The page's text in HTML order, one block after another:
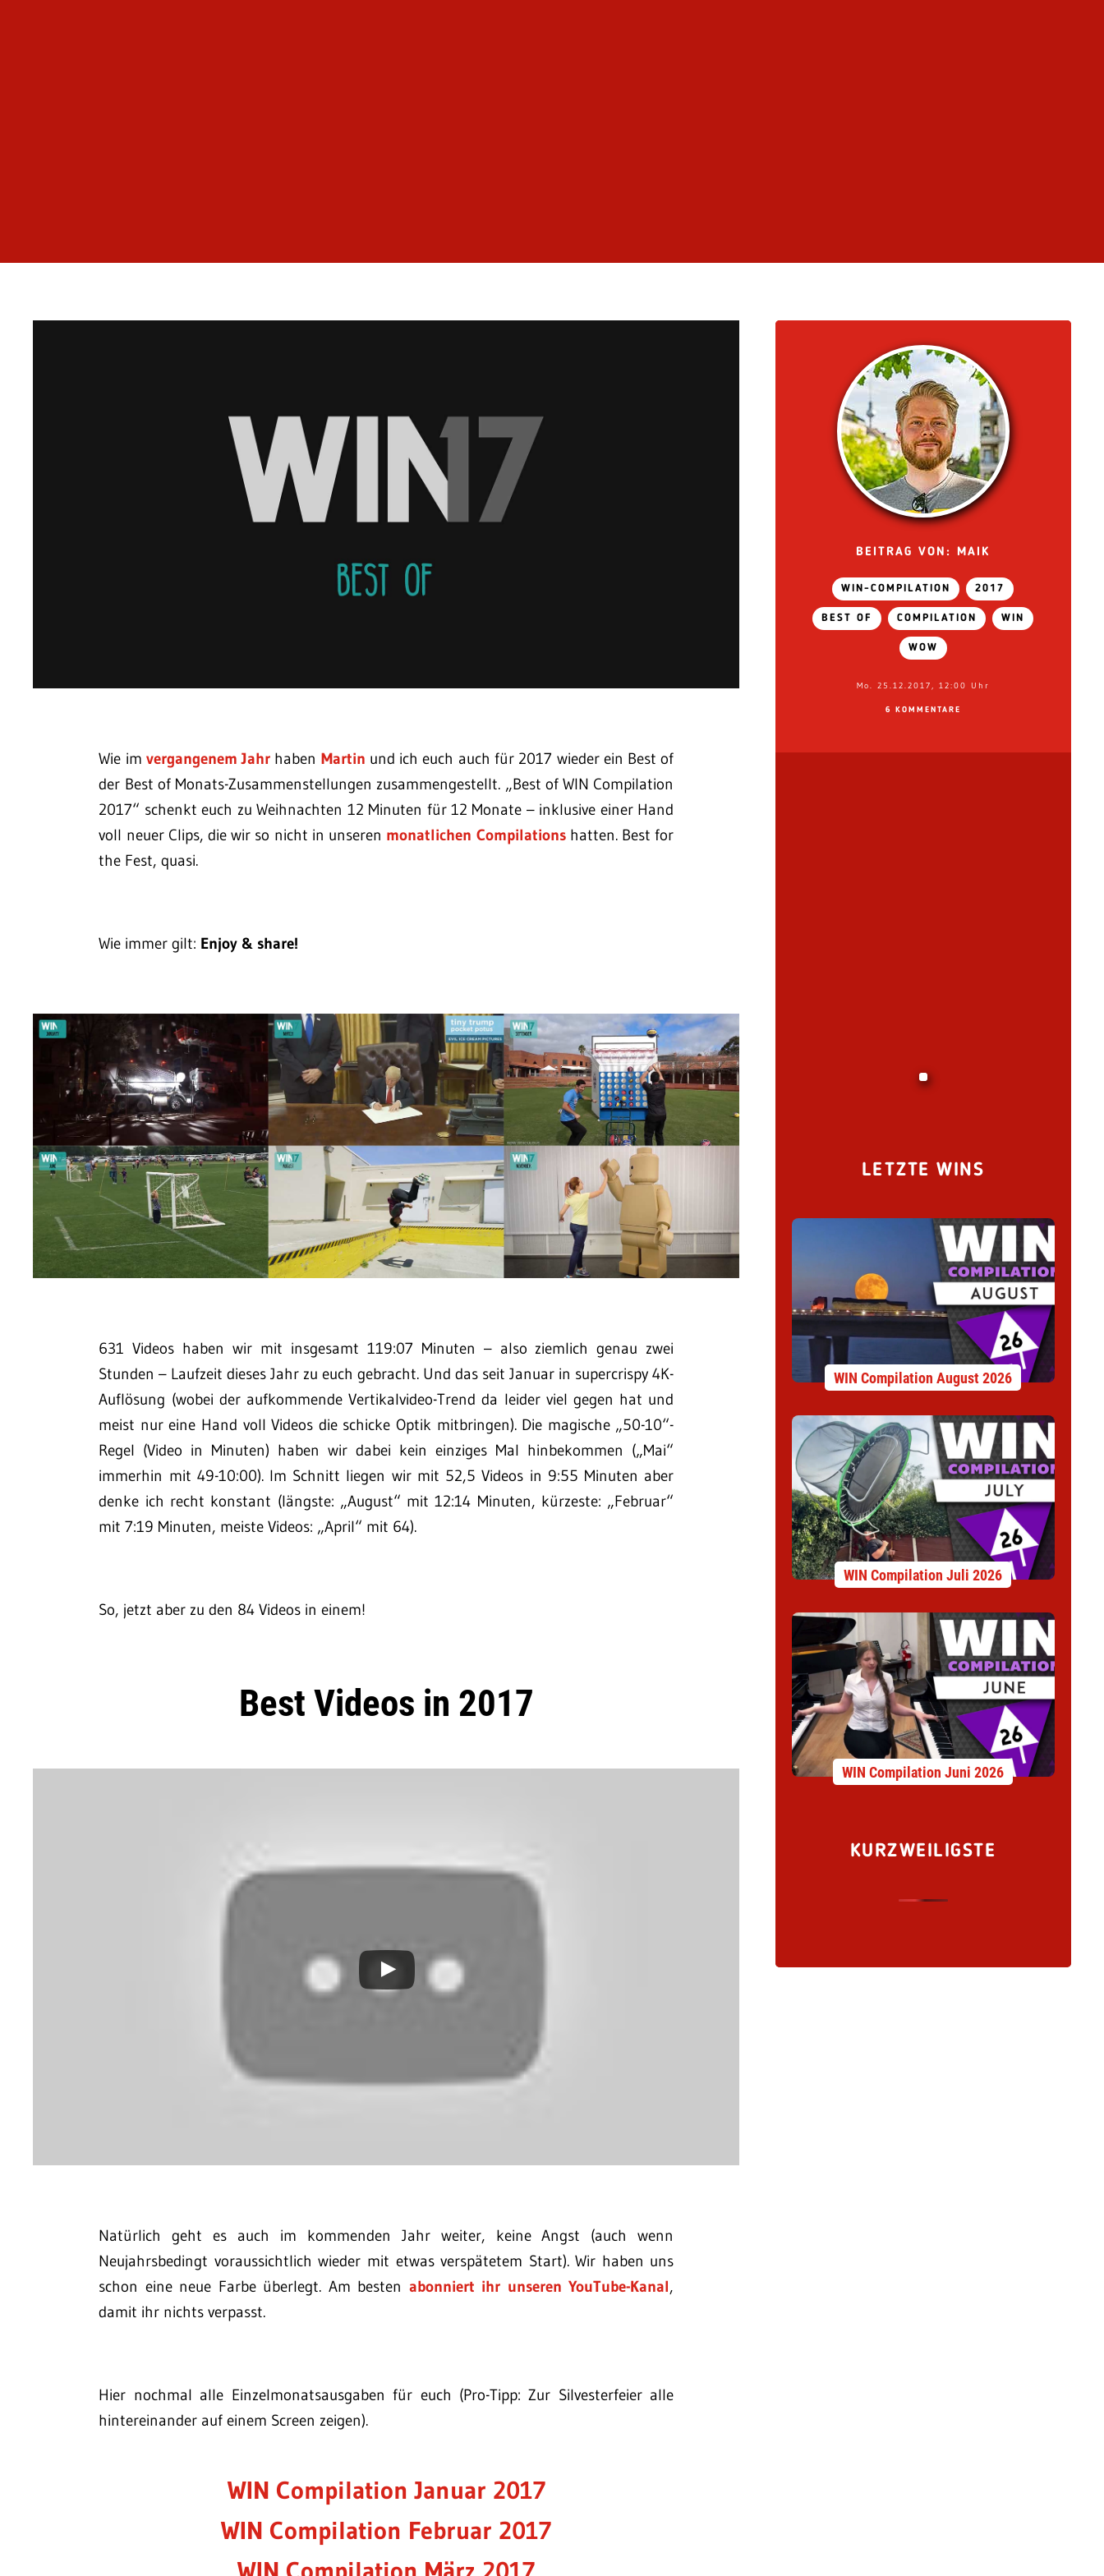
Wie im vergangenem Jahr haben Martin und ich euch auch für 2017 wieder ein Best of
der Best of Monats-Zusammenstellungen zusammengestellt. „Best of WIN Compilation
2017“ schenkt euch zu Weihnachten 12 Minuten für 12 Monate – inklusive einer Hand
voll neuer Clips, die wir so nicht in unseren monatlichen Compilationshatten. Best for
the Fest, quasi.
Wie immer gilt: Enjoy & share!
631 Videos haben wir mit insgesamt 119:07 Minuten – also ziemlich genau zwei
Stunden – Laufzeit dieses Jahr zu euch gebracht. Und das seit Januar in supercrispy 4K-
Auflösung (wobei der aufkommende Vertikalvideo-Trend da leider viel gegen hat und
meist nur eine Hand voll Videos die schicke Optik mitbringen). Die magische „50-10“-
Regel (Video in Minuten) haben wir dabei kein einziges Mal hinbekommen („Mai“
immerhin mit 49-10:00). Im Schnitt liegen wir mit 52,5 Videos in 9:55 Minuten aber
denke ich recht konstant (längste: „August“ mit 12:14 Minuten, kürzeste: „Februar“
mit 7:19 Minuten, meiste Videos: „April“ mit 64).
So, jetzt aber zu den 84 Videos in einem!
Best Videos in 2017
Natürlich geht es auch im kommenden Jahr weiter, keine Angst (auch wenn
Neujahrsbedingt voraussichtlich wieder mit etwas verspätetem Start). Wir haben uns
schon eine neue Farbe überlegt. Am besten abonniert ihr unseren YouTube-Kanal,
damit ihr nichts verpasst.
Hier nochmal alle Einzelmonatsausgaben für euch (Pro-Tipp: Zur Silvesterfeier alle
hintereinander auf einem Screen zeigen).
WIN Compilation Januar 2017
WIN Compilation Februar 2017
BEITRAG VON: MAIK
WIN-COMPILATION 2017
BEST OF COMPILATION WIN
WOW
Mo. 25.12.2017, 12:00 Uhr
6 KOMMENTARE
LETZTE WINS
WIN Compilation August 2026
WIN Compilation Juli 2026
WIN Compilation Juni 2026
KURZWEILIGSTE